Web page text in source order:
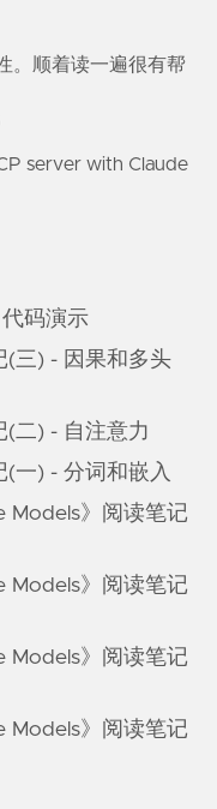
。顺着读一遍很有帮
server with Claude
码演示
(三) - 因果和多头
(二) - 自注意力
(一) - 分词和嵌入
Models》阅读笔记
Models》阅读笔记
Models》阅读笔记
Models》阅读笔记